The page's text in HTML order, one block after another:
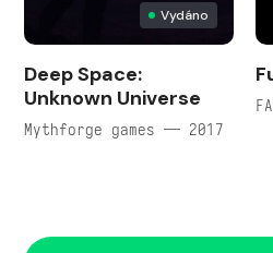
Vydáno
Deep Space:
Unknown Universe
Mythforge games — 2017